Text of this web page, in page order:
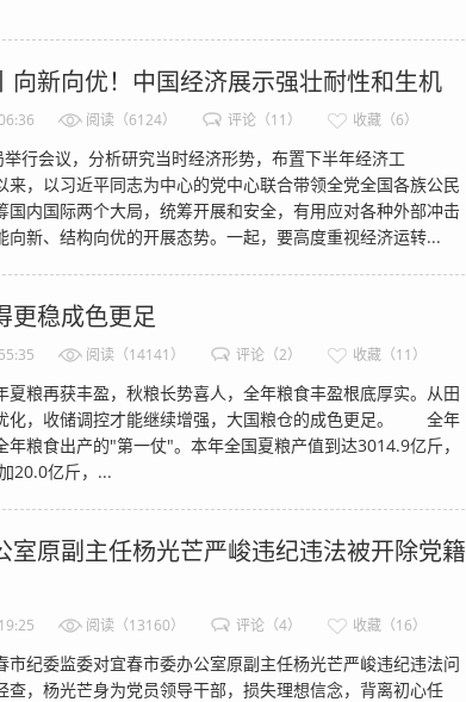
向新向优！中国经济展示强壮耐性和生机
阅读（6124） 评论（11） 收藏（6）
会议，分析研究当时经济形势，布置下半年经济工
以习近平同志为中心的党中心联合带领全党全国各族公民
国内国际两个大局，统筹开展和安全，有用应对各种外部冲击
向新、结构向优的开展态势。一起，要高度重视经济运转...
更稳成色更足
阅读（14141） 评论（2） 收藏（11）
粮再获丰盈，秋粮长势喜人，全年粮食丰盈根底厚实。从田
化，收储调控才能继续增强，大国粮仓的成色更足。 全年
食出产的"第一仗"。本年全国夏粮产值到达3014.9亿斤，
20.0亿斤，...
室原副主任杨光芒严峻违纪违法被开除党籍
阅读（13160） 评论（4） 收藏（16）
纪委监委对宜春市委办公室原副主任杨光芒严峻违纪违法问
杨光芒身为党员领导干部，损失理想信念，背离初心任